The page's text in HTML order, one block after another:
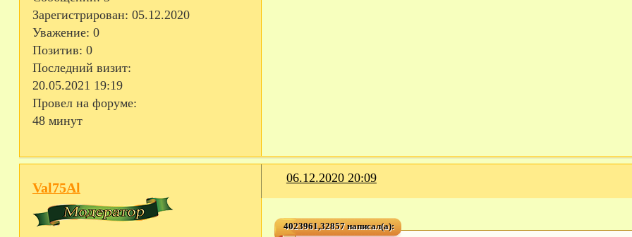
Зарегистрирован: 05.12.2020
Уважение: 0
Позитив: 0
Последний визит:
20.05.2021 19:19
Провел на форуме:
48 минут
06.12.2020 20:09
Val75Al
4023961,32857 написал(а):